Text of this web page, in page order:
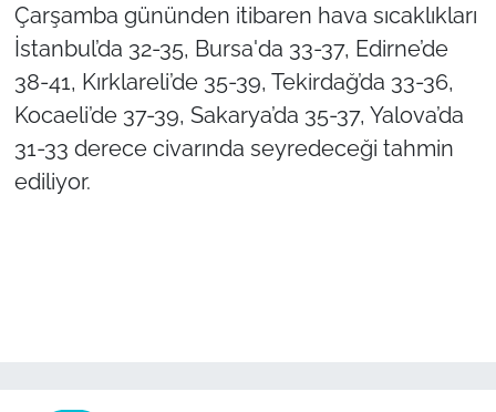
Çarşamba gününden itibaren hava sıcaklıkları
İstanbul’da 32-35, Bursa'da 33-37, Edirne’de
38-41, Kırklareli’de 35-39, Tekirdağ’da 33-36,
Kocaeli’de 37-39, Sakarya’da 35-37, Yalova’da
31-33 derece civarında seyredeceği tahmin
ediliyor.
Güvenlik
Genel
Politika